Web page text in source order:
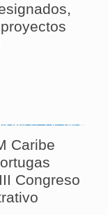
Caribe
Congreso